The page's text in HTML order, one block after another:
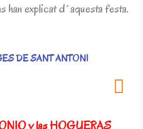
han explicat d´aquesta festa.
DE SANT ANTONI
y las HOGUERAS